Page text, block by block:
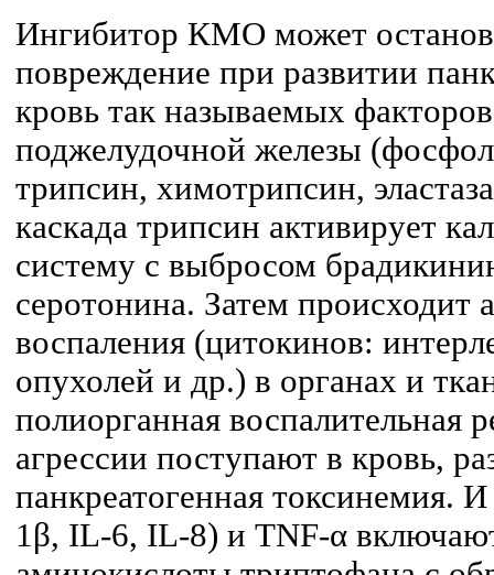
Ингибитор КМО может
повреждение при развитии
кровь так называемых
поджелудочной железы
трипсин, химотрипсин,
каскада трипсин активирует
систему с выбросом
серотонина. Затем происходит
воспаления (цитокинов:
опухолей и др.) в органах и
полиорганная воспалительная
агрессии поступают в кровь,
панкреатогенная токсинемия.
1β, IL-6, IL-8) и TNF-α